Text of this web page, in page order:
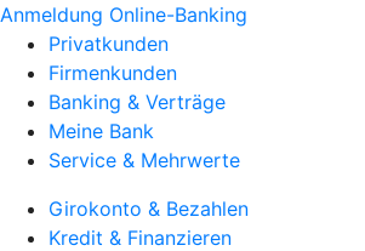
Anmeldung Online-Banking
Privatkunden
Firmenkunden
Banking & Verträge
Meine Bank
Service & Mehrwerte
Girokonto & Bezahlen
Kredit & Finanzieren